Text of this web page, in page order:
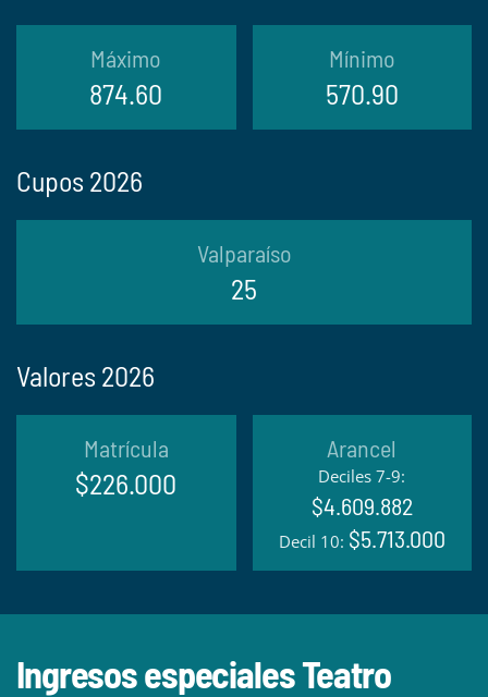
Máximo
874.60
Mínimo
570.90
Cupos 2026
Valparaíso
25
Valores 2026
Matrícula
$226.000
Arancel
Deciles 7-9:
$4.609.882
Decil 10: $5.713.000
Ingresos especiales Teatro